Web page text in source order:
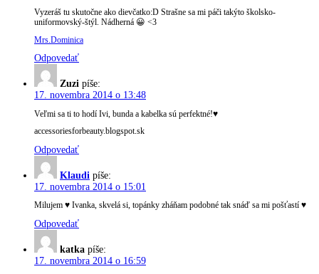
Vyzeráš tu skutočne ako dievčatko:D Strašne sa mi páči takýto školsko-
uniformovský-štýl. Nádherná 😀 <3
Mrs.Dominica
Odpovedať
Zuzi píše:
17. novembra 2014 o 13:48
Veľmi sa ti to hodí Ivi, bunda a kabelka sú perfektné!♥
accessoriesforbeauty.blogspot.sk
Odpovedať
Klaudi píše:
17. novembra 2014 o 15:01
Milujem ♥ Ivanka, skvelá si, topánky zháňam podobné tak snáď sa mi pošťastí ♥
Odpovedať
katka píše:
17. novembra 2014 o 16:59